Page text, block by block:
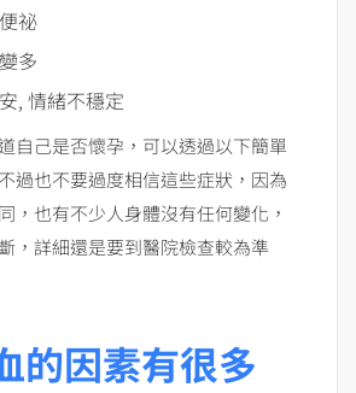
祕
多
, 情緒不穩定
自己是否懷孕，可以透過以下簡單
過也不要過度相信這些症狀，因為
，也有不少人身體沒有任何變化，
，詳細還是要到醫院檢查較為準
的因素有很多